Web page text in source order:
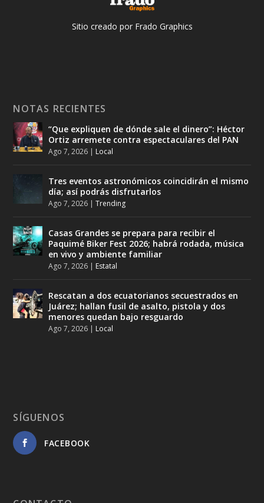
Sitio creado por Frado Graphics
NOTAS RECIENTES
“Que expliquen de dónde sale el dinero”: Héctor
Ortiz arremete contra espectaculares del PAN
Ago 7, 2026 | Local
Tres eventos astronómicos coincidirán el mismo
día; así podrás disfrutarlos
Ago 7, 2026 |Trending
Casas Grandes se prepara para recibir el
Paquimé Biker Fest 2026; habrá rodada, música
en vivo y ambiente familiar
Ago 7, 2026 | Estatal
Rescatan a dos ecuatorianos secuestrados en
Juárez; hallan fusil de asalto, pistola y dos
menores quedan bajo resguardo
Ago 7, 2026 | Local
SÍGUENOS
FACEBOOK